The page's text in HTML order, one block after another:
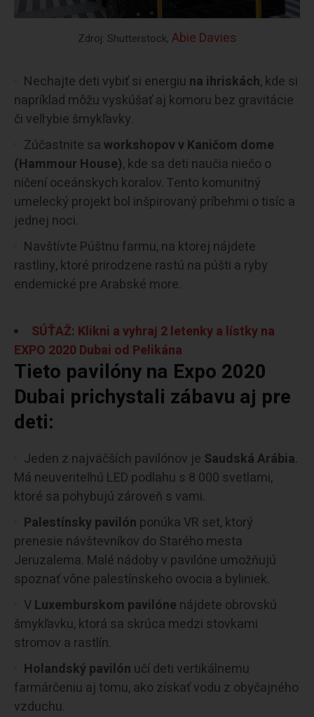
Zdroj: Shutterstock, Abie Davies
Nechajte deti vybiť si energiu na ihriskách, kde si
napríklad môžu vyskúšať aj komoru bez gravitácie
či veľrybie šmykľavky.
Zúčastnite saworkshopov v Kaničom dome
(Hammour House), kde sa deti naučia niečo o
ničení oceánskych koralov. Tento komunitný
umelecký projekt bol inšpirovaný príbehmi o tisíc a
jednej noci.
Navštívte Púštnu farmu, na ktorej nájdete
rastliny, ktoré prirodzene rastú na púšti a ryby
endemické pre Arabské more.
SÚŤAŽ: Klikni a vyhraj 2 letenky a lístky na
EXPO 2020 Dubai od Pelikána
Tieto pavilóny na Expo 2020
Dubai prichystali zábavu aj pre
deti:
Jeden z najväčších pavilónov je Saudská Arábia.
Má neuveriteľnú LED podlahu s 8 000 svetlami,
ktoré sa pohybujú zároveň s vami.
Palestínsky pavilón ponúka VR set, ktorý
prenesie návštevníkov do Starého mesta
Jeruzalema. Malé nádoby v pavilóne umožňujú
spoznať vône palestínskeho ovocia a byliniek.
VLuxemburskom pavilóne nájdete obrovskú
šmykľavku, ktorá sa skrúca medzi stovkami
stromov a rastlín.
Holandský pavilón učí deti vertikálnemu
farmárčeniu aj tomu, ako získať vodu z obyčajného
vzduchu.